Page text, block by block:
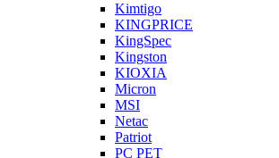
Kimtigo
KINGPRICE
KingSpec
Kingston
KIOXIA
Micron
MSI
Netac
Patriot
PC PET